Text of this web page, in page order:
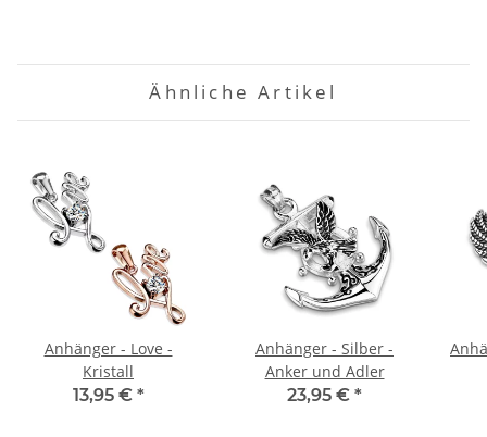
Ähnliche Artikel
Anhänger - Love -
Kristall
13,95 € *
Anhänger - Silber -
Anker und Adler
23,95 € *